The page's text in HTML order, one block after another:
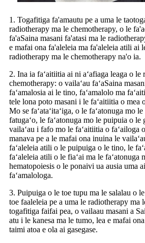
1. Togafitiga fa'amautu pe a uma le
radiotherapy ma le chemotherapy, o le
fa'aSaina masani fa'atasi ma le
e mafai ona fa'aleleia ma fa'aleleia atili ai
radiotherapy ma le chemotherapy na'o ia.
2. Ina ia faʻaitiitia ai ni aʻafiaga leaga o le
chemotherapy: o vailaʻau faʻaSaina
faʻamalosia ai le tino, faʻamalolo ma
tele lona poto masani i le faʻaitiitia o mea
Mo se faʻataʻitaʻiga, o le faʻatonuga mo
fatugaʻo, le faʻatonuga mo le puipuia o le
vailaʻau i fafo mo le faʻaitiitia o faʻailoga
manava pe a le mafai ona inuina le
faʻaleleia atili o le puipuiga o le tino, le
faʻaleleia atili o le fiaʻai ma le faʻatonuga
hematopoiesis o le ponaivi ua ausia uma
faʻamalologa.
3. Puipuiga o le toe tupu ma le salalau o
toe faaleleia pe a uma le radiotherapy ma
togafitiga faifai pea, o vailaau masani a
atu i le kanesa ma le tumo, lea e mafai
taimi atoa e ola ai gasegase.